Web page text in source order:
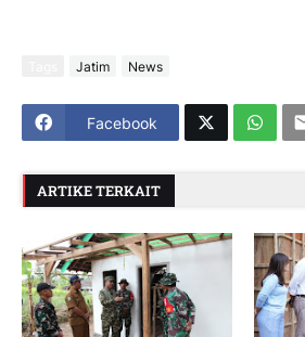
Jatim News
Facebook
ARTIKE TERKAIT